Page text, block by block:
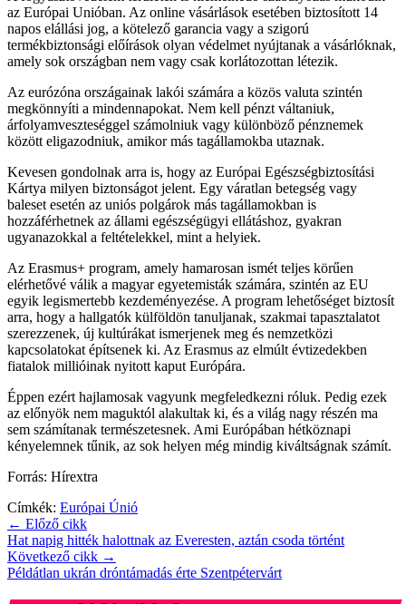
az Európai Unióban. Az online vásárlások esetében biztosított 14
napos elállási jog, a kötelező garancia vagy a szigorú
termékbiztonsági előírások olyan védelmet nyújtanak a vásárlóknak,
amely sok országban nem vagy csak korlátozottan létezik.
Az eurózóna országainak lakói számára a közös valuta szintén
megkönnyíti a mindennapokat. Nem kell pénzt váltaniuk,
árfolyamveszteséggel számolniuk vagy különböző pénznemek
között eligazodniuk, amikor más tagállamokba utaznak.
Kevesen gondolnak arra is, hogy az Európai Egészségbiztosítási
Kártya milyen biztonságot jelent. Egy váratlan betegség vagy
baleset esetén az uniós polgárok más tagállamokban is
hozzáférhetnek az állami egészségügyi ellátáshoz, gyakran
ugyanazokkal a feltételekkel, mint a helyiek.
Az Erasmus+ program, amely hamarosan ismét teljes körűen
elérhetővé válik a magyar egyetemisták számára, szintén az EU
egyik legismertebb kezdeményezése. A program lehetőséget biztosít
arra, hogy a hallgatók külföldön tanuljanak, szakmai tapasztalatot
szerezzenek, új kultúrákat ismerjenek meg és nemzetközi
kapcsolatokat építsenek ki. Az Erasmus az elmúlt évtizedekben
fiatalok millióinak nyitott kaput Európára.
Éppen ezért hajlamosak vagyunk megfeledkezni róluk. Pedig ezek
az előnyök nem maguktól alakultak ki, és a világ nagy részén ma
sem számítanak természetesnek. Ami Európában hétköznapi
kényelemnek tűnik, az sok helyen még mindig kiváltságnak számít.
Forrás: Hírextra
Címkék: Európai Únió
← Előző cikk
Hat napig hitték halottnak az Everesten, aztán csoda történt
Következő cikk →
Példátlan ukrán dróntámadás érte Szentpétervárt